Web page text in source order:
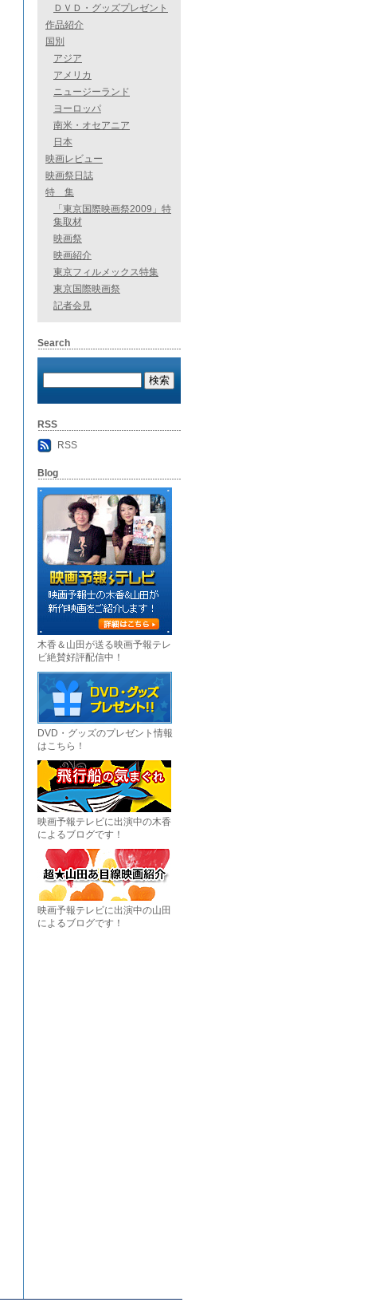
ＤＶＤ・グッズプレゼント
作品紹介
国別
アジア
アメリカ
ニュージーランド
ヨーロッパ
南米・オセアニア
日本
映画レビュー
映画祭日誌
特 集
「東京国際映画祭2009」特
集取材
映画祭
映画紹介
東京フィルメックス特集
東京国際映画祭
記者会見
Search
RSS
RSS
Blog
木香＆山田が送る映画予報テレ
ビ絶賛好評配信中！
DVD・グッズのプレゼント情報
はこちら！
映画予報テレビに出演中の木香
によるブログです！
映画予報テレビに出演中の山田
によるブログです！